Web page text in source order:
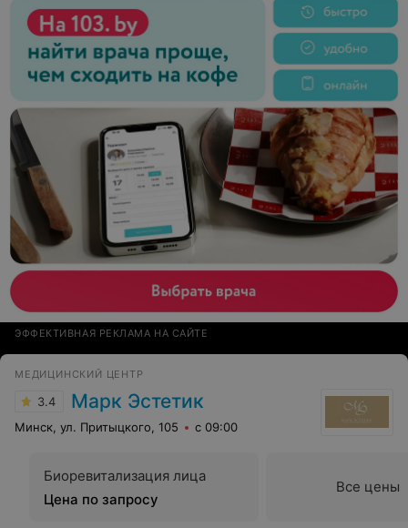
ЭФФЕКТИВНАЯ РЕКЛАМА НА САЙТЕ
МЕДИЦИНСКИЙ ЦЕНТР
3.4 Марк Эстетик
Минск, ул. Притыцкого, 105 с 09:00
Биоревитализация лица
Цена по запросу
Все цены